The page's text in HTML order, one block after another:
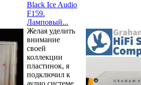
Black Ice Audio
F159.
Ламповый...
Желая уделить
внимание
своей
коллекции
пластинок, я
подключил к
аудио системе